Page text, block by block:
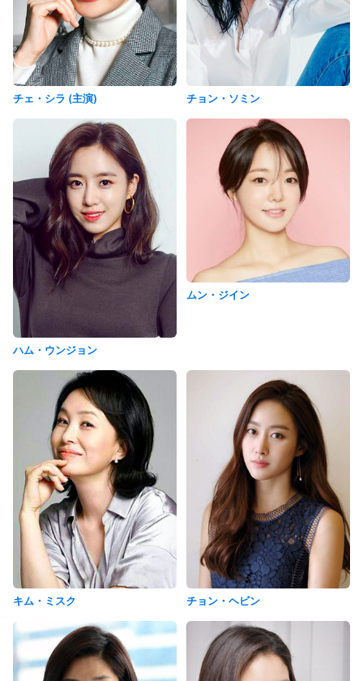
チェ・シラ (主演) チョン・ソミン
ハム・ウンジョン
ムン・ジイン
キム・ミスク チョン・ヘビン